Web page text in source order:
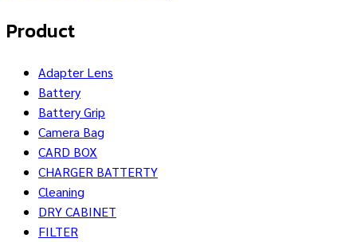
Product
Adapter Lens
Battery
Battery Grip
Camera Bag
CARD BOX
CHARGER BATTERTY
Cleaning
DRY CABINET
FILTER